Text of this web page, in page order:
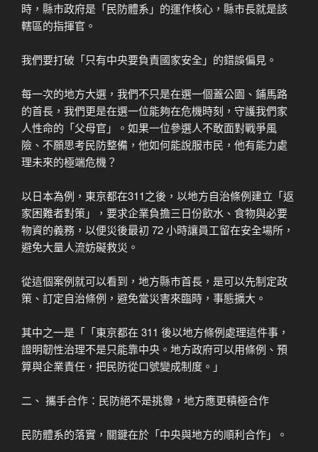
時，縣市政府是「民防體系」的運作核心，縣市長就是該
轄區的指揮官。
我們要打破「只有中央要負責國家安全」的錯誤偏見。
每一次的地方大選，我們不只是在選一個蓋公園、鋪馬路
的首長，我們更是在選一位能夠在危機時刻，守護我們家
人性命的「父母官」。如果一位參選人不敢面對戰爭風
險、不願思考民防整備，他如何能說服市民，他有能力處
理未來的極端危機？
以日本為例，東京都在311之後，以地方自治條例建立「返
家困難者對策」，要求企業負擔三日份飲水、食物與必要
物資的義務，以便災後最初 72 小時讓員工留在安全場所，
避免大量人流妨礙救災。
從這個案例就可以看到，地方縣市首長，是可以先制定政
策、訂定自治條例，避免當災害來臨時，事態擴大。
其中之一是「「東京都在 311 後以地方條例處理這件事，
證明韌性治理不是只能靠中央。地方政府可以用條例、預
算與企業責任，把民防從口號變成制度。」
二、 攜手合作：民防絕不是挑釁，地方應更積極合作
民防體系的落實，關鍵在於「中央與地方的順利合作」。